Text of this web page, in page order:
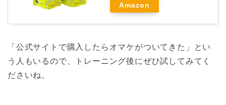
Amazon
「公式サイトで購入したらオマケがついてきた」とい
う人もいるので、トレーニング後にぜひ試してみてく
ださいね。